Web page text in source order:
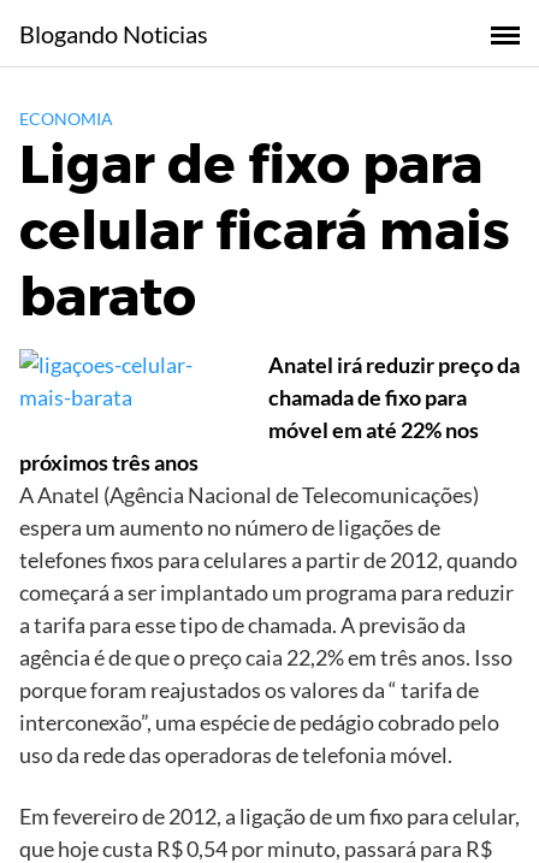
content
Blogando Noticias
ECONOMIA
Ligar de fixo para
celular ficará mais
barato
Anatel irá reduzir preço da
chamada de fixo para
móvel em até 22% nos
próximos três anos
A Anatel (Agência Nacional de Telecomunicações)
espera um aumento no número de ligações de
telefones fixos para celulares a partir de 2012, quando
começará a ser implantado um programa para reduzir
a tarifa para esse tipo de chamada. A previsão da
agência é de que o preço caia 22,2% em três anos. Isso
porque foram reajustados os valores da “ tarifa de
interconexão”, uma espécie de pedágio cobrado pelo
uso da rede das operadoras de telefonia móvel.
Em fevereiro de 2012, a ligação de um fixo para celular,
que hoje custa R$ 0,54 por minuto, passará para R$